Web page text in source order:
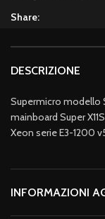
Share:
DESCRIZIONE
Supermicro modello
mainboard Super
Xeon serie E3-1200
INFORMAZIONI